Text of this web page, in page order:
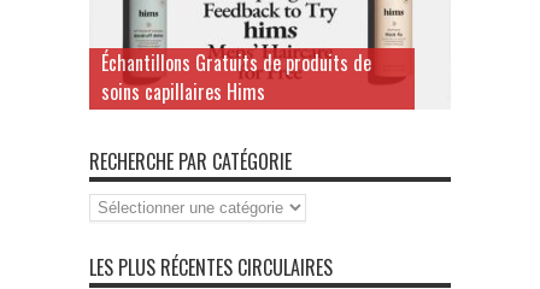
Échantillons Gratuits de produits de
soins capillaires Hims
RECHERCHE PAR CATÉGORIE
Recherche
par
LES PLUS RÉCENTES CIRCULAIRES